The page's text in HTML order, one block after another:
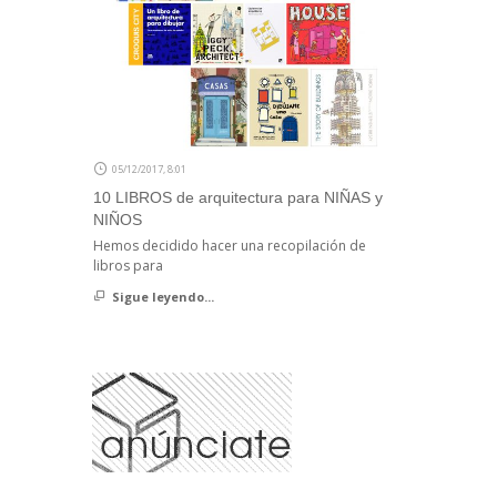
05/12/2017, 8:01
10 LIBROS de arquitectura para NIÑAS y
NIÑOS
Hemos decidido hacer una recopilación de
libros para
Sigue leyendo...